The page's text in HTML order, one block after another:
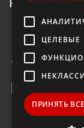
Introtek
Deutschland
Rufen Sie uns
ЦЕЛЕВЫЕ
ПРИНЯТЬ ВСЕ